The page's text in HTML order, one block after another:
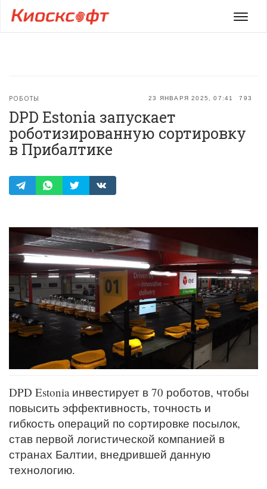
Меню
23 ЯНВАРЯ 2025, 07:41 793
РОБОТЫ
DPD Estonia запускает
роботизированную сортировку
в Прибалтике
DPD Estonia инвестирует в 70 роботов, чтобы
повысить эффективность, точность и
гибкость операций по сортировке посылок,
став первой логистической компанией в
странах Балтии, внедрившей данную
технологию.